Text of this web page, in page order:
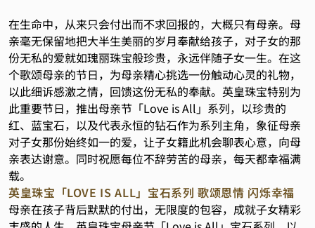
在生命中，从来只会付出而不求回报的，大概只有母亲。母
亲毫无保留地把大半生美丽的岁月奉献给孩子，对子女的那
份无私的爱就如瑰丽珠宝般珍贵，永远伴随子女一生。在这
个歌颂母亲的节日，为母亲精心挑选一份触动心灵的礼物，
以此细诉感激之情，回馈这份无私的奉献。英皇珠宝特别为
此重要节日，推出母亲节「Love is All」系列，以珍贵的
红、蓝宝石，以及代表永恒的钻石作为系列主角，象征母亲
对子女那份始终如一的爱，让子女籍此机会聊表心意，向母
亲表达谢意。同时祝愿每位不辞劳苦的母亲，每天都幸福满
载。
英皇珠宝「LOVE IS ALL」宝石系列 歌颂恩情 闪烁幸福
母亲在孩子背后默默的付出，无限度的包容，成就子女精彩